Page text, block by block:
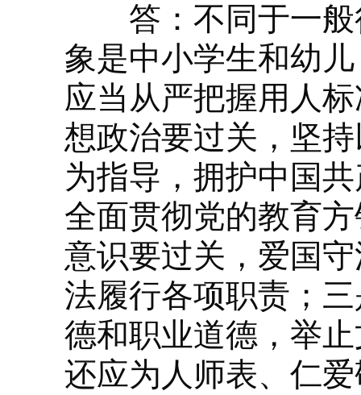
答：不同于一般
象是中小学生和幼
应当从严把握用人
想政治要过关，坚
为指导，拥护中国
全面贯彻党的教育
意识要过关，爱国
法履行各项职责；
德和职业道德，举
还应为人师表、仁